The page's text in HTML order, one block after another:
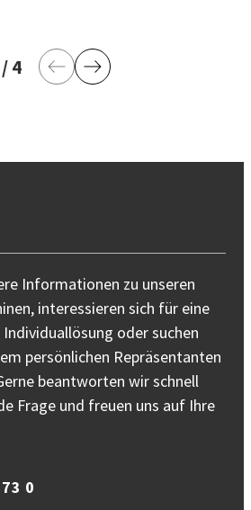
aktuelle Seite
/4 letzte Seite
Vorherige Seite
Nächste Seite
Informationen zu unseren
interessieren sich für eine
oder suchen
persönlichen Repräsentanten
beantworten wir schnell
Frage und freuen uns auf Ihre
0